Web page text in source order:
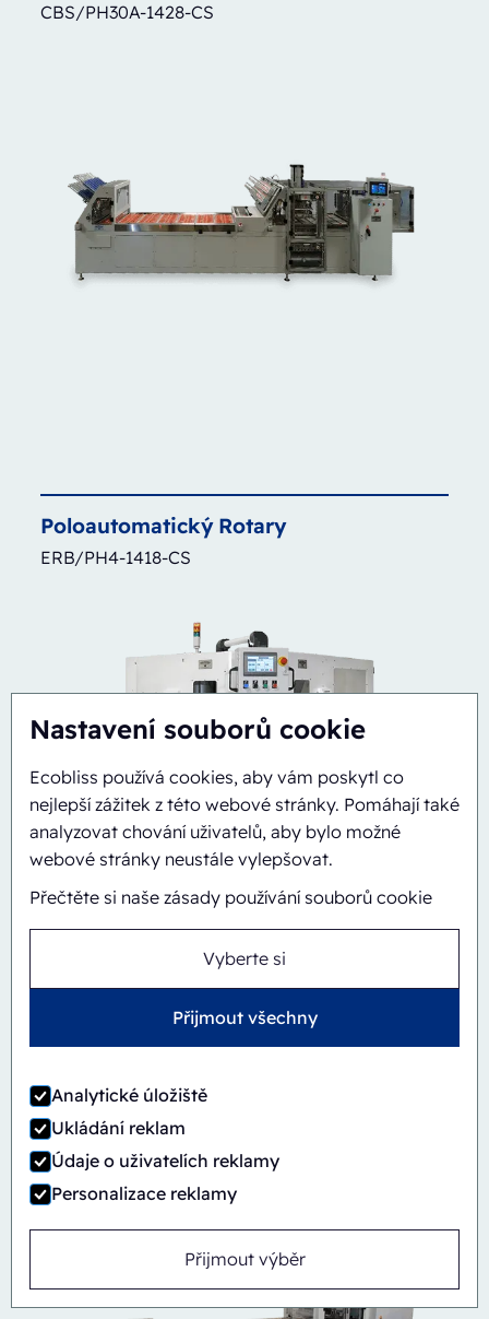
Nastavení souborů cookie
Ecobliss používá cookies, aby vám poskytl co
nejlepší zážitek z této webové stránky. Pomáhají také
analyzovat chování uživatelů, aby bylo možné
webové stránky neustále vylepšovat.
Přečtěte si naše zásady používání souborů cookie
Vyberte si
Přijmout všechny
Analytické úložiště
Ukládání reklam
Údaje o uživatelích reklamy
Personalizace reklamy
Přijmout výběr
CBS/PH30A-1428-CS
Poloautomatický Rotary
ERB/PH4-1418-CS
CBS/PH30-1428-CS